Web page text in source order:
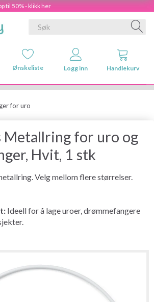
til 50% - klikk her
Ønskeliste Logg inn Handlekurv
for uro
Metallring for uro og
Hvit, 1 stk
Velg mellom flere størrelser.
Ideell for å lage uroer, drømmefangere